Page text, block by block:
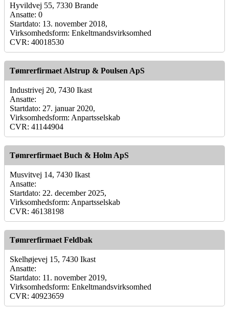
Hyvildvej 55, 7330 Brande
Ansatte: 0
Startdato: 13. november 2018,
Virksomhedsform: Enkeltmandsvirksomhed
CVR: 40018530
Tømrerfirmaet Alstrup & Poulsen ApS
Industrivej 20, 7430 Ikast
Ansatte:
Startdato: 27. januar 2020,
Virksomhedsform: Anpartsselskab
CVR: 41144904
Tømrerfirmaet Buch & Holm ApS
Musvitvej 14, 7430 Ikast
Ansatte:
Startdato: 22. december 2025,
Virksomhedsform: Anpartsselskab
CVR: 46138198
Tømrerfirmaet Feldbak
Skelhøjevej 15, 7430 Ikast
Ansatte:
Startdato: 11. november 2019,
Virksomhedsform: Enkeltmandsvirksomhed
CVR: 40923659